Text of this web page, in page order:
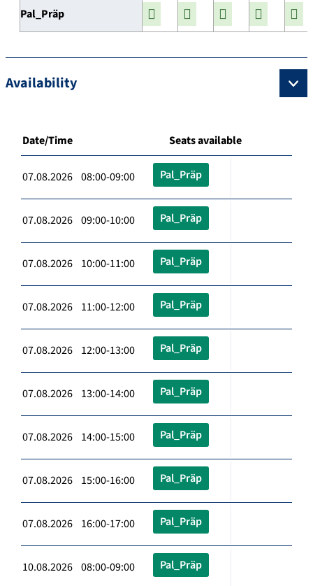
Pal_Präp
Availability
Date/Time Seats available
07.08.2026 08:00-09:00 Pal_Präp
07.08.2026 09:00-10:00 Pal_Präp
07.08.2026 10:00-11:00 Pal_Präp
07.08.2026 11:00-12:00 Pal_Präp
07.08.2026 12:00-13:00 Pal_Präp
07.08.2026 13:00-14:00 Pal_Präp
07.08.2026 14:00-15:00 Pal_Präp
07.08.2026 15:00-16:00 Pal_Präp
07.08.2026 16:00-17:00 Pal_Präp
10.08.2026 08:00-09:00 Pal_Präp